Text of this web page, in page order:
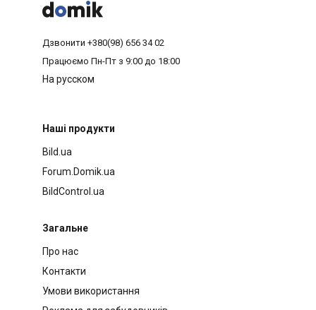



Дзвонити +380(98) 656 34 02
Працюємо Пн-Пт з 9:00 до 18:00
На русском
Наші продукти
Bild.ua
Forum.Domik.ua
BildControl.ua
Загальне
Про нас
Контакти
Умови використання